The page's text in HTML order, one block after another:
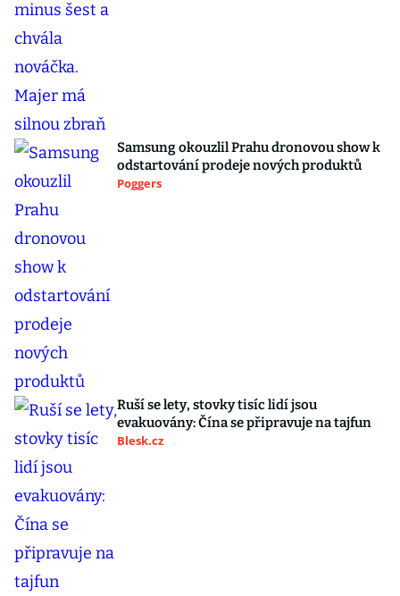
Samsung okouzlil Prahu dronovou show k
odstartování prodeje nových produktů
Poggers
Ruší se lety, stovky tisíc lidí jsou
evakuovány: Čína se připravuje na tajfun
Blesk.cz